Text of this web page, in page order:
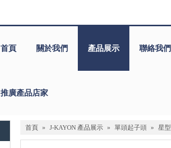
首頁 關於我們 產品展示 聯絡我們
推廣產品店家
首頁 » J-KAYON 產品展示 » 單頭起子頭 » 星型